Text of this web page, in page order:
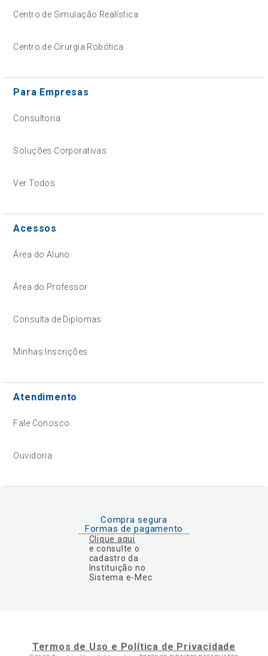
Centro de Simulação Realística
Centro de Cirurgia Robótica
Para Empresas
Consultoria
Soluções Corporativas
Ver Todos
Acessos
Área do Aluno
Área do Professor
Consulta de Diplomas
Minhas Inscrições
Atendimento
Fale Conosco
Ouvidoria
Compra segura
Formas de pagamento
Clique aqui
e consulte o
cadastro da
Instituição no
Sistema e-Mec
Termos de Uso e Política de Privacidade